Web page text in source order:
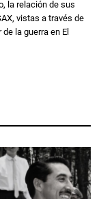
la relación de sus
vistas a través de
la guerra en El